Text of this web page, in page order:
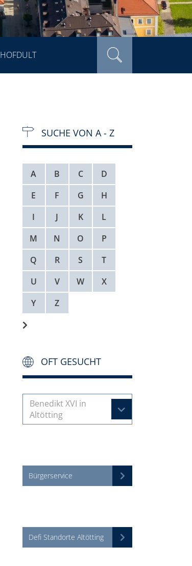
HOFDULT
SUCHE VON A - Z
A B C
D
E
F G
H
I
J K
L
M
N O
P
Q
R S
T
U
V W
X
Y
Z
OFT GESUCHT
Benedikt XVI in
Altötting
Bürgerservice
Defi Standorte Altötting